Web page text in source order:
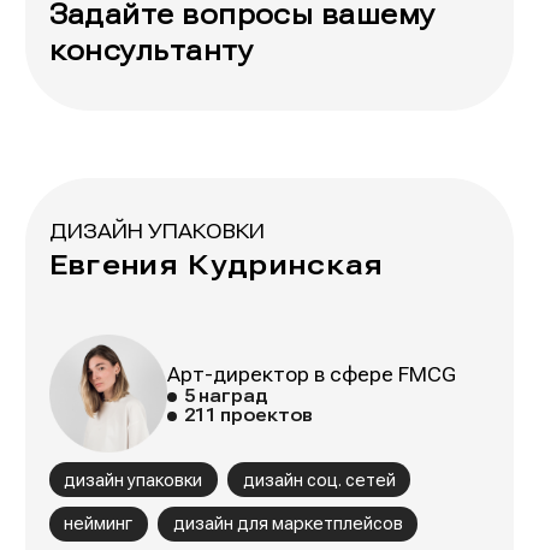
Задайте вопросы вашему
консультанту
ДИЗАЙН УПАКОВКИ
Евгения Кудринская
Арт-директор в сфере FMCG
5 наград
211 проектов
дизайн упаковки дизайн соц. сетей
нейминг дизайн для маркетплейсов